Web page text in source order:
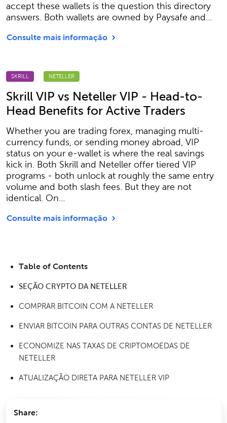
Table of Contents
SEÇÃO CRYPTO DA NETELLER
COMPRAR BITCOIN COM A NETELLER
ENVIAR BITCOIN PARA OUTRAS CONTAS DE NETELLER
ECONOMIZE NAS TAXAS DE CRIPTOMOEDAS DE
NETELLER
ATUALIZAÇÃO DIRETA PARA NETELLER VIP
Share:
accept these wallets is the question this directory
answers. Both wallets are owned by Paysafe and...
Consulte mais informação
SKRILL NETELLER
Skrill VIP vs Neteller VIP - Head-to-
Head Benefits for Active Traders
Whether you are trading forex, managing multi-
currency funds, or sending money abroad, VIP
status on your e-wallet is where the real savings
kick in. Both Skrill and Neteller offer tiered VIP
programs - both unlock at roughly the same entry
volume and both slash fees. But they are not
identical. On...
Consulte mais informação